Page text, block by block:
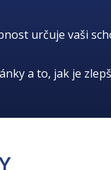
určuje vaši
a to, jak je